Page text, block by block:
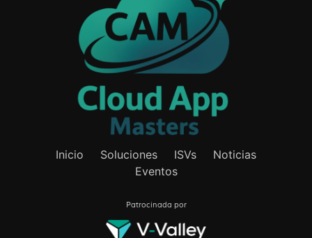
Inicio Soluciones ISVs
Noticias
Eventos
Patrocinada por